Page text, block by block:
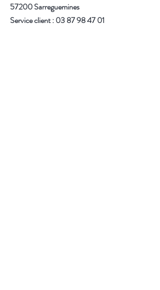
57200 Sarreguemines
Service client :03 87 98 47 01